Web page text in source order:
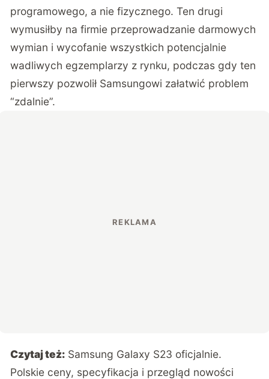
programowego, a nie fizycznego. Ten drugi
wymusiłby na firmie przeprowadzanie darmowych
wymian i wycofanie wszystkich potencjalnie
wadliwych egzemplarzy z rynku, podczas gdy ten
pierwszy pozwolił Samsungowi załatwić problem
“zdalnie”.
Czytaj też: Samsung Galaxy S23 oficjalnie.
Polskie ceny, specyfikacja i przegląd nowości